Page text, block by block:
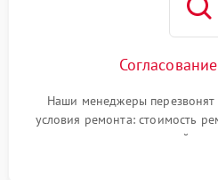
Наши менеджеры перезвонят
условия ремонта: стоимость
гарантийные